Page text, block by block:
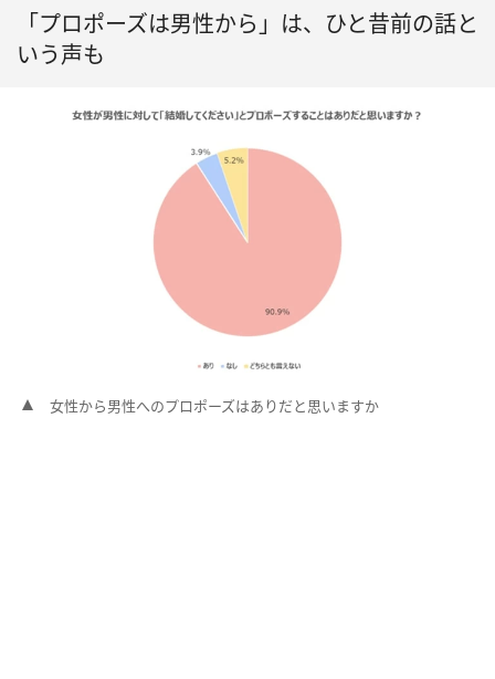
「プロポーズは男性から」は、ひと昔前の話と
いう声も
女性から男性へのプロポーズはありだと思いますか